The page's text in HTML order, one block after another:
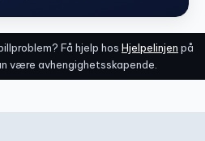
Få hjelp hos Hjelpelinjen på
være avhengighetsskapende.